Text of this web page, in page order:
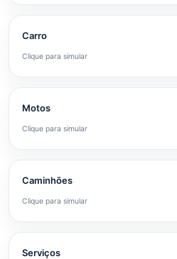
Carro
Clique para simular
Motos
Clique para simular
Caminhões
Clique para simular
Serviços